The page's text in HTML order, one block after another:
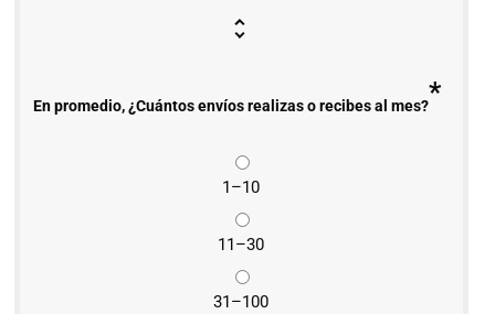
En promedio, ¿Cuántos envíos realizas o recibes al mes?*
1–10
11–30
31–100